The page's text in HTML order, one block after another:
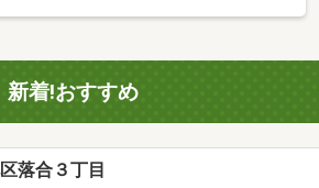
新着!おすすめ
落合３丁目